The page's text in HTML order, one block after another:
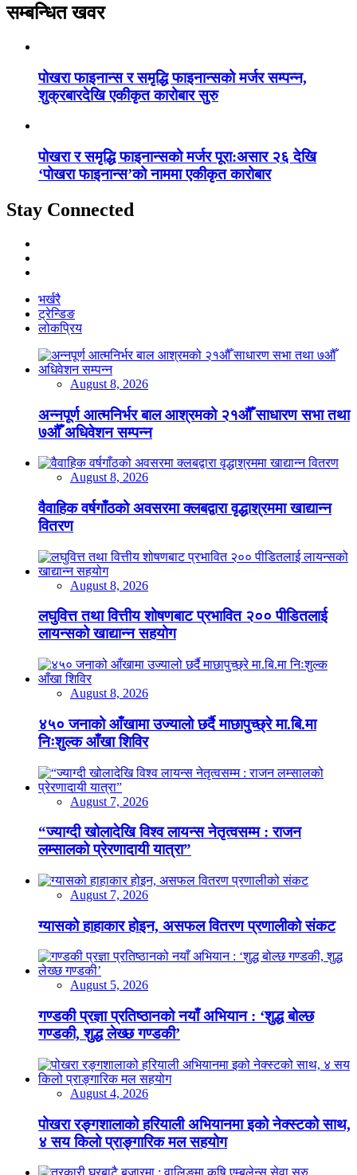
सम्बन्धित खवर
पोखरा फाइनान्स र समृद्धि फाइनान्सको मर्जर सम्पन्न,
शुक्रबारदेखि एकीकृत कारोबार सुरु
पोखरा र समृद्धि फाइनान्सको मर्जर पूरा:असार २६ देखि
‘पोखरा फाइनान्स’को नाममा एकीकृत कारोबार
Stay Connected
भर्खरै
ट्रेन्डिङ
लोकप्रिय
August 8, 2026
अन्नपूर्ण आत्मनिर्भर बाल आश्रमको २१औँ साधारण सभा तथा
७औँ अधिवेशन सम्पन्न
August 8, 2026
वैवाहिक वर्षगाँठको अवसरमा क्लबद्वारा वृद्धाश्रममा खाद्यान्न
वितरण
August 8, 2026
लघुवित्त तथा वित्तीय शोषणबाट प्रभावित २०० पीडितलाई
लायन्सको खाद्यान्न सहयोग
August 8, 2026
४५० जनाको आँखामा उज्यालो छर्दै माछापुच्छ्रे मा.बि.मा
निःशुल्क आँखा शिविर
August 7, 2026
“ज्याग्दी खोलादेखि विश्व लायन्स नेतृत्वसम्म : राजन
लम्सालको प्रेरणादायी यात्रा”
August 7, 2026
ग्यासको हाहाकार होइन, असफल वितरण प्रणालीको संकट
August 5, 2026
गण्डकी प्रज्ञा प्रतिष्ठानको नयाँ अभियान : ‘शुद्ध बोल्छ
गण्डकी, शुद्ध लेख्छ गण्डकी’
August 4, 2026
पोखरा रङ्गशालाको हरियाली अभियानमा इको नेक्स्टको साथ,
४ सय किलो प्राङ्गारिक मल सहयोग